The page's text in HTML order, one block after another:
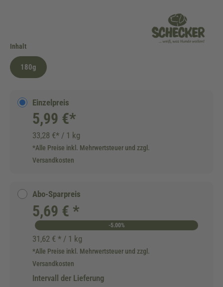
Inhaltauswählen
180g
Einzelpreis
5,99 €*
33,28 €* / 1 kg
*Alle Preise inkl. Mehrwertsteuer und zzgl.
Versandkosten
Abo-Sparpreis
5,69 € *
-5.00%
31,62 € * / 1 kg
*Alle Preise inkl. Mehrwertsteuer und zzgl.
Versandkosten
Intervall der Lieferung